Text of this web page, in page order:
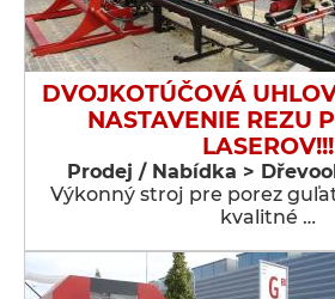
DVOJKOTÚČOVÁ
NASTAVENIE REZU
LASEROV!!!
Prodej / Nabídka >
Výkonný stroj pre porez
kvalitné …